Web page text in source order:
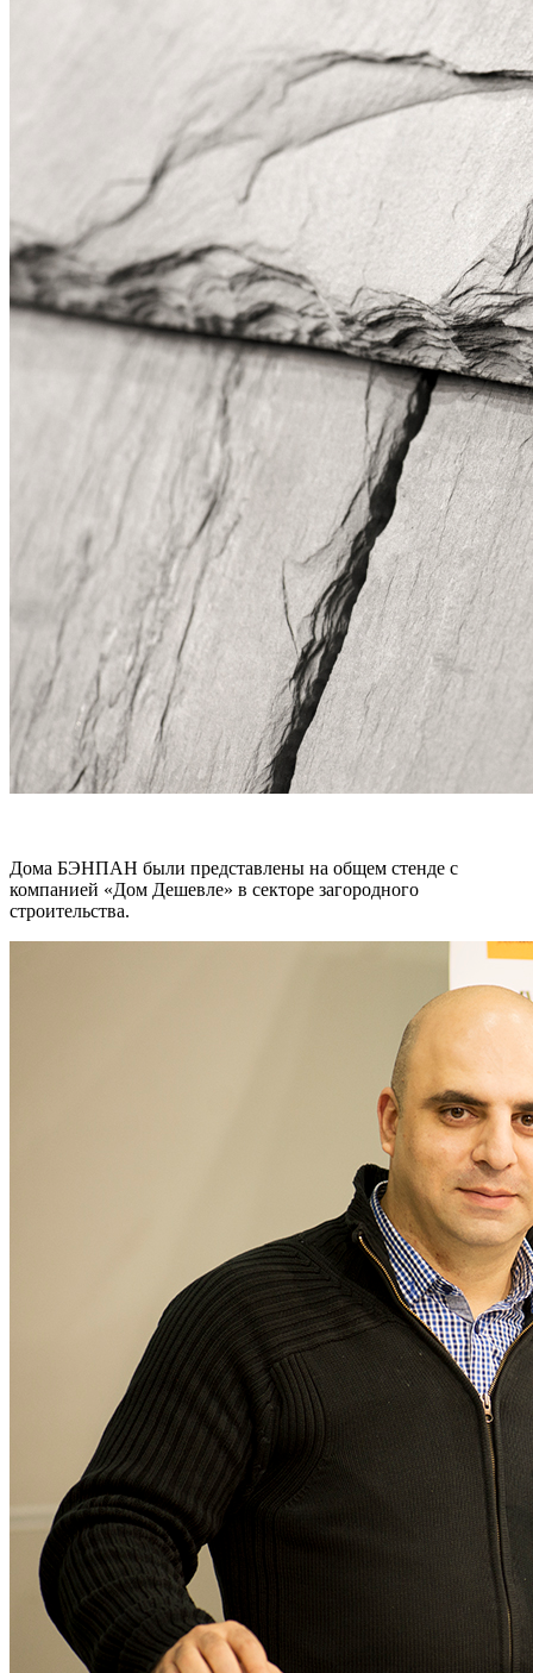
Дома БЭНПАН были представлены на общем стенде с
компанией «Дом Дешевле» в секторе загородного
строительства.